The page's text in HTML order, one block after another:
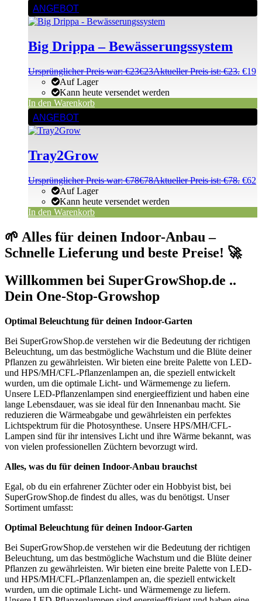
ANGEBOT
Big Drippa – Bewässerungssystem
Ursprünglicher Preis war: €23€23Aktueller Preis ist: €23. €19
Auf Lager
Kann heute versendet werden
In den Warenkorb
ANGEBOT
Tray2Grow
Ursprünglicher Preis war: €78€78Aktueller Preis ist: €78. €62
Auf Lager
Kann heute versendet werden
In den Warenkorb
🌱 Alles für deinen Indoor-Anbau –
Schnelle Lieferung und beste Preise! 🚀
Willkommen bei SuperGrowShop.de ..
Dein One-Stop-Growshop
Optimal Beleuchtung für deinen Indoor-Garten
Bei SuperGrowShop.de verstehen wir die Bedeutung der richtigen
Beleuchtung, um das bestmögliche Wachstum und die Blüte deiner
Pflanzen zu gewährleisten. Wir bieten eine breite Palette von LED-
und HPS/MH/CFL-Pflanzenlampen an, die speziell entwickelt
wurden, um die optimale Licht- und Wärmemenge zu liefern.
Unsere LED-Pflanzenlampen sind energieeffizient und haben eine
lange Lebensdauer, was sie ideal für den Innenanbau macht. Sie
reduzieren die Wärmeabgabe und gewährleisten ein perfektes
Lichtspektrum für die Photosynthese. Unsere HPS/MH/CFL-
Lampen sind für ihr intensives Licht und ihre Wärme bekannt, was
von vielen professionellen Züchtern bevorzugt wird.
Alles, was du für deinen Indoor-Anbau brauchst
Egal, ob du ein erfahrener Züchter oder ein Hobbyist bist, bei
SuperGrowShop.de findest du alles, was du benötigst. Unser
Sortiment umfasst:
Optimal Beleuchtung für deinen Indoor-Garten
Bei SuperGrowShop.de verstehen wir die Bedeutung der richtigen
Beleuchtung, um das bestmögliche Wachstum und die Blüte deiner
Pflanzen zu gewährleisten. Wir bieten eine breite Palette von LED-
und HPS/MH/CFL-Pflanzenlampen an, die speziell entwickelt
wurden, um die optimale Licht- und Wärmemenge zu liefern.